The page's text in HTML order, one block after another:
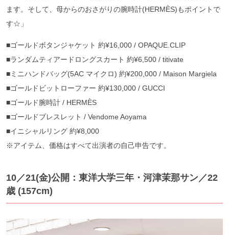
ます。そして、母からのおさがりの腕時計(HERMÈS)もポイントで
す☆」
■ゴールドボタンジャケット 約¥16,000 / OPAQUE.CLIP
■ランダムティアードロングスカート 約¥6,500 / titivate
■ミニハンドバッグ(5AC マイクロ) 約¥200,000 / Maison Margiela
■ゴールドビットローファー 約¥130,000 / GUCCI
■ゴールド腕時計 / HERMÈS
■ゴールドブレスレット / Vendome Aoyama
■イニシャルリング 約¥8,000
※アイテム、価格はすべて出演者の自己申告です。
10／21(金)公開：東洋大学三年・河津茉那サン／22
歳 (157cm)